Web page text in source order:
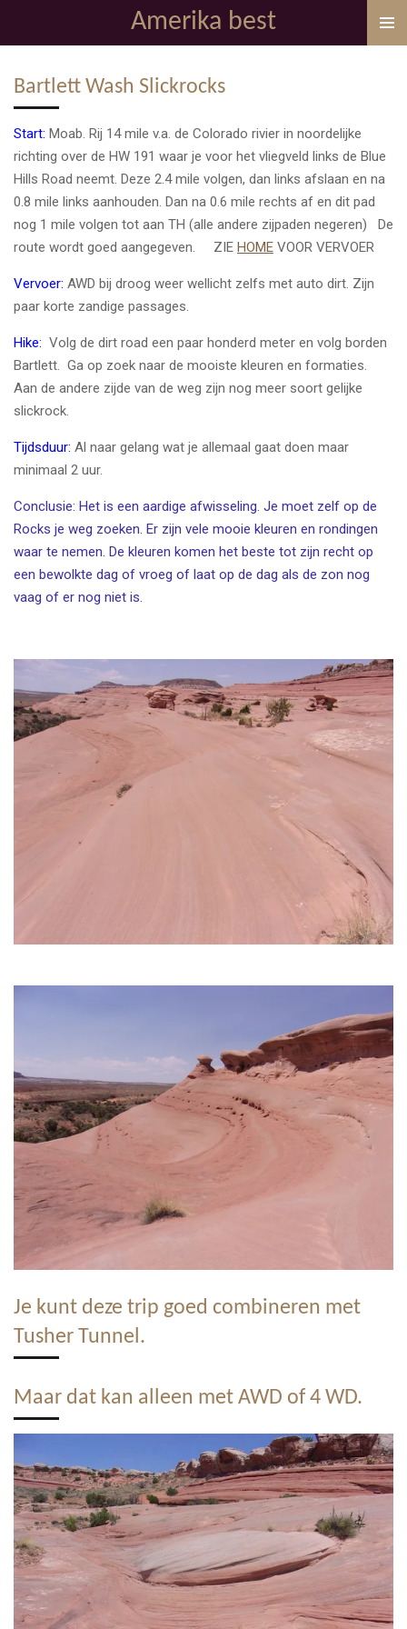
direct
de
hoofdinhoud
Amerika best
Bartlett Wash Slickrocks
Start: Moab. Rij 14 mile v.a. de Colorado rivier in noordelijke
richting over de HW 191 waar je voor het vliegveld links de Blue
Hills Road neemt. Deze 2.4 mile volgen, dan links afslaan en na
0.8 mile links aanhouden. Dan na 0.6 mile rechts af en dit pad
nog 1 mile volgen tot aan TH (alle andere zijpaden negeren) De
route wordt goed aangegeven. ZIE HOME VOOR VERVOER
Vervoer: AWD bij droog weer wellicht zelfs met auto dirt. Zijn
paar korte zandige passages.
Hike: Volg de dirt road een paar honderd meter en volg borden
Bartlett. Ga op zoek naar de mooiste kleuren en formaties.
Aan de andere zijde van de weg zijn nog meer soort gelijke
slickrock.
Tijdsduur: Al naar gelang wat je allemaal gaat doen maar
minimaal 2 uur.
Conclusie: Het is een aardige afwisseling. Je moet zelf op de
Rocks je weg zoeken. Er zijn vele mooie kleuren en rondingen
waar te nemen. De kleuren komen het beste tot zijn recht op
een bewolkte dag of vroeg of laat op de dag als de zon nog
vaag of er nog niet is.
Je kunt deze trip goed combineren met
Tusher Tunnel.
Maar dat kan alleen met AWD of 4 WD.